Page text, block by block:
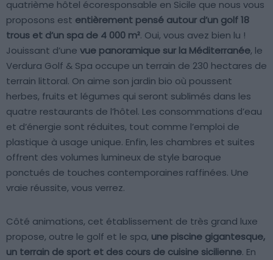
quatrième hôtel écoresponsable en Sicile que nous vous
proposons est entièrement pensé autour d’un golf 18
trous et d’un spa de 4 000 m². Oui, vous avez bien lu !
Jouissant d’une vue panoramique sur la Méditerranée, le
Verdura Golf & Spa occupe un terrain de 230 hectares de
terrain littoral. On aime son jardin bio où poussent
herbes, fruits et légumes qui seront sublimés dans les
quatre restaurants de l’hôtel. Les consommations d’eau
et d’énergie sont réduites, tout comme l’emploi de
plastique à usage unique. Enfin, les chambres et suites
offrent des volumes lumineux de style baroque
ponctués de touches contemporaines raffinées. Une
vraie réussite, vous verrez.
Côté animations, cet établissement de très grand luxe
propose, outre le golf et le spa, une piscine gigantesque,
un terrain de sport et des cours de cuisine sicilienne. En